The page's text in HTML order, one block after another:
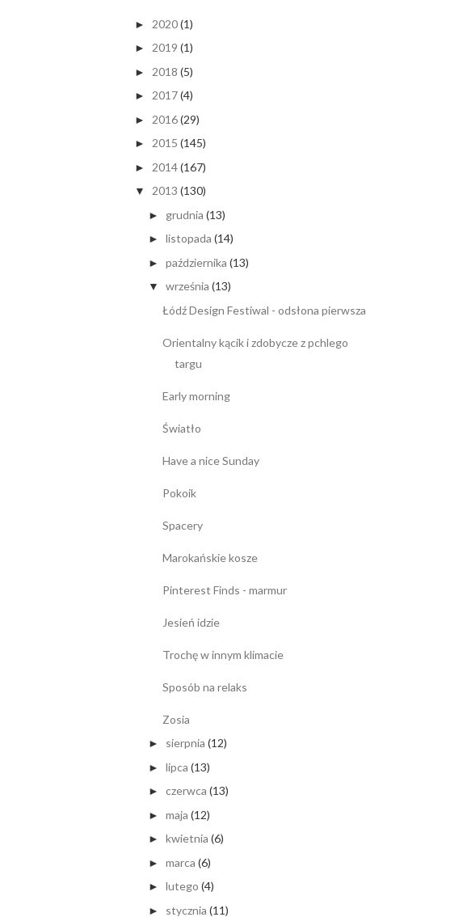
► 2020(1)
► 2019 (1)
► 2018 (5)
► 2017(4)
► 2016(29)
► 2015 (145)
► 2014(167)
▼ 2013 (130)
► grudnia (13)
► listopada (14)
► października (13)
▼ września (13)
Łódź Design Festiwal - odsłona pierwsza
Orientalny kącik i zdobycze z pchlego
targu
Early morning
Światło
Have a nice Sunday
Pokoik
Spacery
Marokańskie kosze
Pinterest Finds - marmur
Jesień idzie
Trochę w innym klimacie
Sposób na relaks
Zosia
► sierpnia (12)
► lipca (13)
► czerwca (13)
► maja (12)
► kwietnia (6)
► marca (6)
► lutego (4)
► stycznia (11)